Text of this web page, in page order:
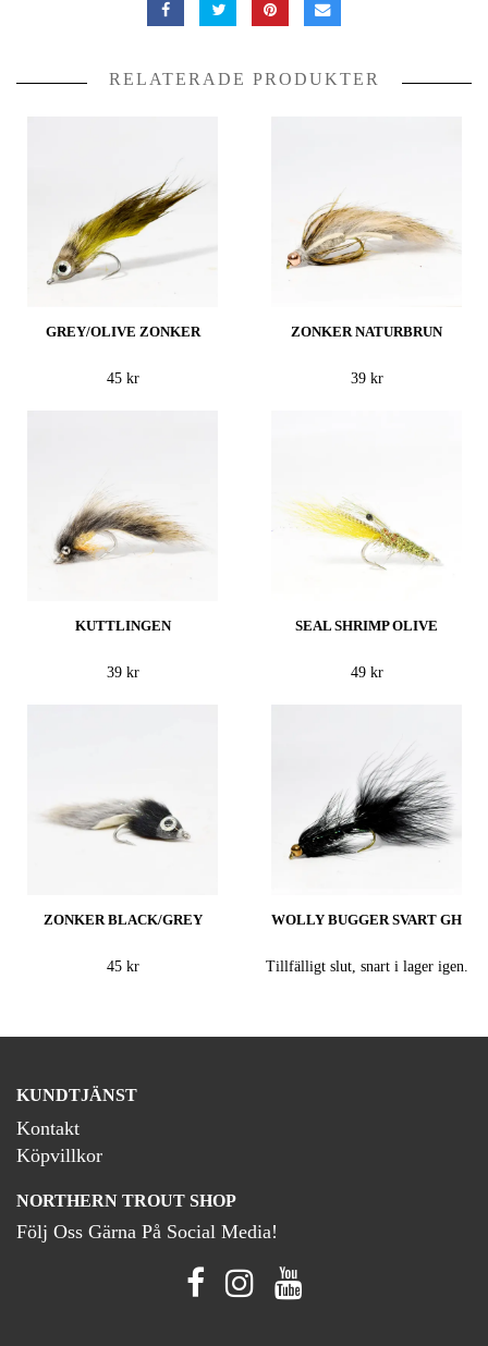
RELATERADE PRODUKTER
GREY/OLIVE ZONKER
45 kr
ZONKER NATURBRUN
39 kr
KUTTLINGEN
39 kr
SEAL SHRIMP OLIVE
49 kr
ZONKER BLACK/GREY
45 kr
WOLLY BUGGER SVART GH
Tillfälligt slut, snart i lager igen.
KUNDTJÄNST
Kontakt
Köpvillkor
NORTHERN TROUT SHOP
Följ Oss Gärna På Social Media!